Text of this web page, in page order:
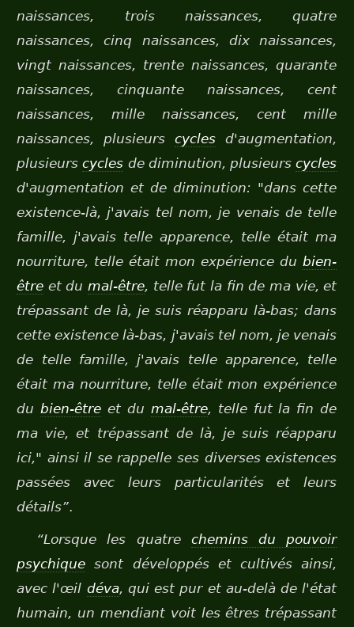
naissances, trois naissances, quatre
naissances, cinq naissances, dix naissances,
vingt naissances, trente naissances, quarante
naissances, cinquante naissances, cent
naissances, mille naissances, cent mille
naissances, plusieurscycles d'augmentation,
plusieurscycles de diminution, plusieurscycles
d'augmentation et de diminution: "dans cette
existence-là, j'avais tel nom, je venais de telle
famille, j'avais telle apparence, telle était ma
nourriture, telle était mon expérience dubien-
être et dumal-être, telle fut la fin de ma vie, et
trépassant de là, je suis réapparu là-bas; dans
cette existence là-bas, j'avais tel nom, je venais
de telle famille, j'avais telle apparence, telle
était ma nourriture, telle était mon expérience
dubien-être et du mal-être, telle fut la fin de
ma vie, et trépassant de là, je suis réapparu
ici," ainsi il se rappelle ses diverses existences
passées avec leurs particularités et leurs
détails”.
“Lorsque les quatre chemins du pouvoir
psychique sont développés et cultivés ainsi,
avec l'œil déva, qui est pur et au-delà de l'état
humain, un mendiant voit les êtres trépassant